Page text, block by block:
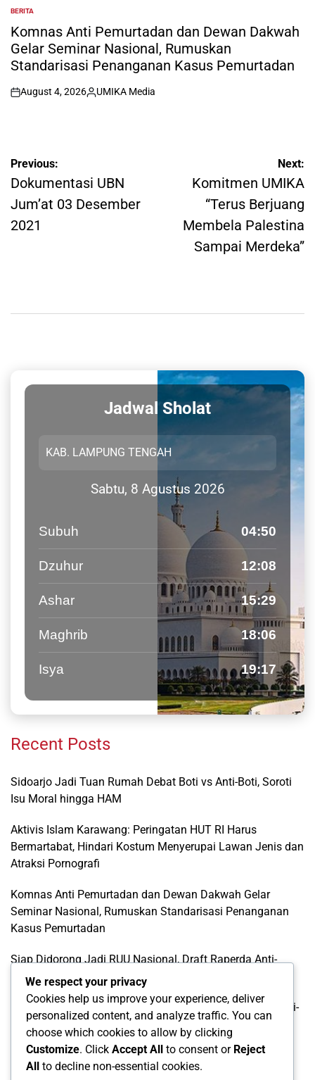
POSTED
IN
BERITA
Komnas Anti Pemurtadan dan Dewan Dakwah
Gelar Seminar Nasional, Rumuskan
Standarisasi Penanganan Kasus Pemurtadan
on
August 4, 2026
Posted
UMIKA Media
Post
navigation
Previous:
Dokumentasi UBN
Jum’at 03 Desember
2021
Next:
Komitmen UMIKA
“Terus Berjuang
Membela Palestina
Sampai Merdeka”
Jadwal Sholat
Sabtu, 8 Agustus 2026
Subuh 04:50
Dzuhur 12:08
Ashar 15:29
Maghrib 18:06
Isya 19:17
Recent Posts
Sidoarjo Jadi Tuan Rumah Debat Boti vs Anti-Boti, Soroti
Isu Moral hingga HAM
Aktivis Islam Karawang: Peringatan HUT RI Harus
Bermartabat, Hindari Kostum Menyerupai Lawan Jenis dan
Atraksi Pornografi
Komnas Anti Pemurtadan dan Dewan Dakwah Gelar
Seminar Nasional, Rumuskan Standarisasi Penanganan
Kasus Pemurtadan
Siap Didorong Jadi RUU Nasional, Draft Raperda Anti-
LGBTQ+ Karawang Diterima Ust. Roinul Balad
Wujud Kontribusi Karawang: Cetuskan Draft Raperda Anti-
L68TQ+ Hingga Tingkat Pusat
Categories
We respect your privacy
Cookies help us improve your experience, deliver
personalized content, and analyze traffic. You can
choose which cookies to allow by clicking
Customize. Click Accept All to consent or Reject
All to decline non-essential cookies.